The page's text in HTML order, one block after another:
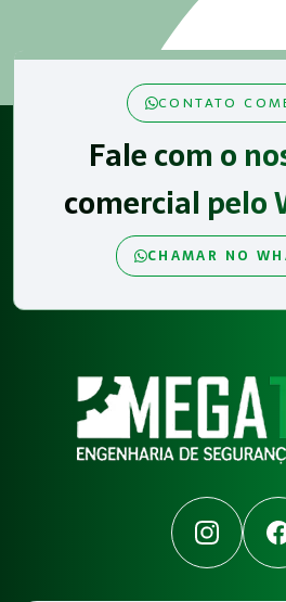
CONTATO
Fale com o
comercial pelo
CHAMAR NO